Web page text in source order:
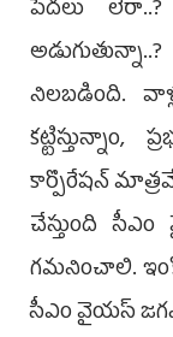
పేదలు
నిలబడింది.
కట్టిస్తున్నాం,
కార్పొరేషన్‌
చేస్తుంది
గమనించాలి.
సీఎం వైయస్‌